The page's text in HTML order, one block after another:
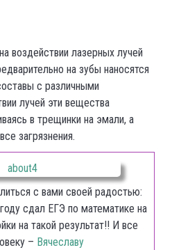
воздействии лазерных лучей
на зубы наносятся
с различными
лучей эти вещества
в трещинки на эмали, а
загрязнения.
с вами своей радостью:
сдал ЕГЭ по математике на
на такой результат!! И все
– Вячеславу